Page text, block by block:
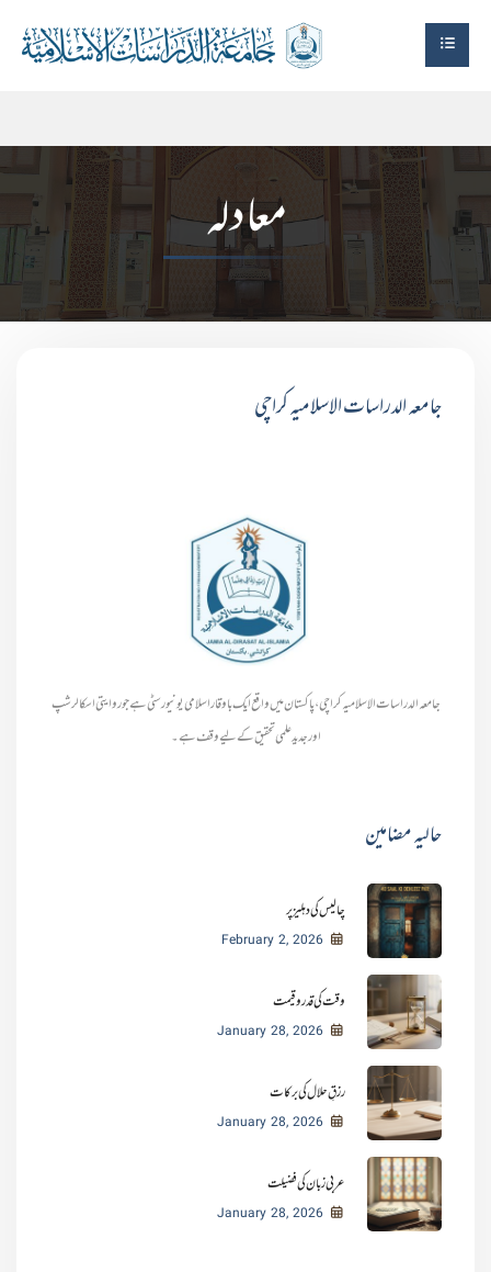
معادلہ
جامعہ الدراسات الاسلامیہ کراچی
جامعہ الدراسات الاسلامیہ کراچی، پاکستان میں واقع ایک باوقار اسلامی یونیورسٹی ہے جو روایتی اسکالرشپ
اور جدید علمی تحقیق کے لیے وقف ہے۔
حالیہ مضامین
چالیس کی دہلیز پر
February 2, 2026
وقت کی قدر و قیمت
January 28, 2026
رزقِ حلال کی برکات
January 28, 2026
عربی زبان کی فضیلت
January 28, 2026